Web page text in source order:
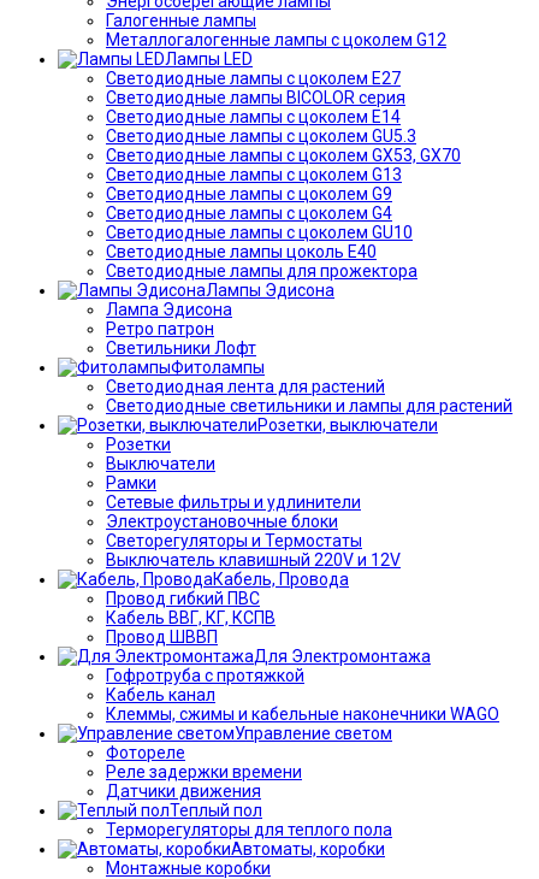
Галогенные лампы
Металлогалогенные лампы с цоколем G12
Лампы LED
Светодиодные лампы с цоколем E27
Светодиодные лампы BICOLOR серия
Светодиодные лампы с цоколем E14
Светодиодные лампы с цоколем GU5.3
Светодиодные лампы с цоколем GX53, GX70
Светодиодные лампы с цоколем G13
Светодиодные лампы с цоколем G9
Светодиодные лампы с цоколем G4
Светодиодные лампы с цоколем GU10
Светодиодные лампы цоколь Е40
Светодиодные лампы для прожектора
Лампы Эдисона
Лампа Эдисона
Ретро патрон
Светильники Лофт
Фитолампы
Светодиодная лента для растений
Светодиодные светильники и лампы для растений
Розетки, выключатели
Розетки
Выключатели
Рамки
Сетевые фильтры и удлинители
Электроустановочные блоки
Светорегуляторы и Термостаты
Выключатель клавишный 220V и 12V
Кабель, Провода
Провод гибкий ПВС
Кабель ВВГ, КГ, КСПВ
Провод ШВВП
Для Электромонтажа
Гофротруба с протяжкой
Кабель канал
Клеммы, сжимы и кабельные наконечники WAGO
Управление светом
Фотореле
Реле задержки времени
Датчики движения
Теплый пол
Терморегуляторы для теплого пола
Автоматы, коробки
Монтажные коробки